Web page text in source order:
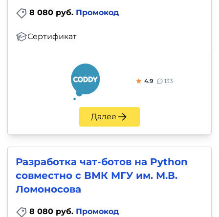
8 080 руб. Промокод
Сертификат
4.9 133
Далее
Разработка чат-ботов на Python
совместно с ВМК МГУ им. М.В.
Ломоносова
8 080 руб. Промокод